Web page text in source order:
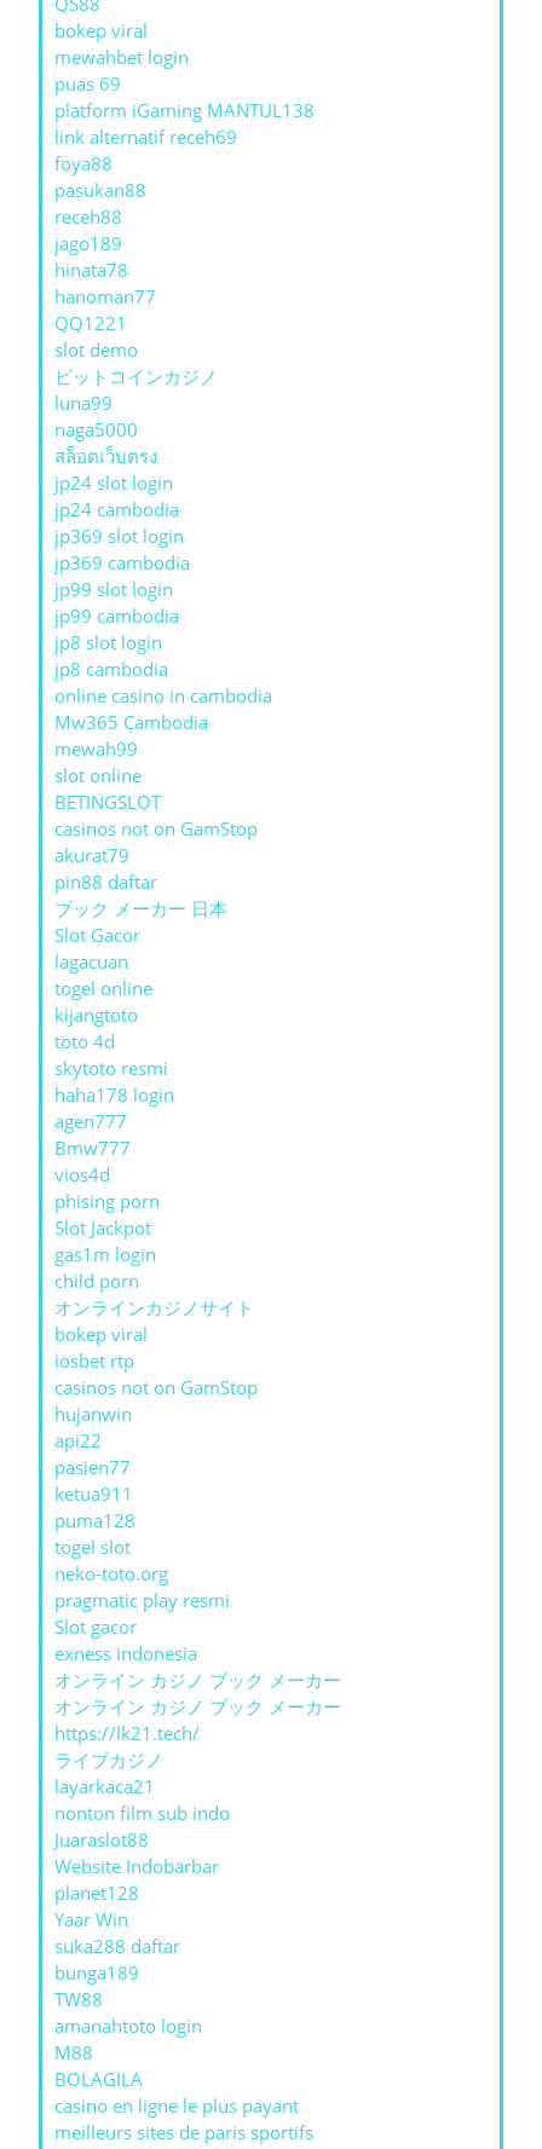
bokep viral
mewahbet login
puas 69
platform iGaming MANTUL138
link alternatif receh69
foya88
pasukan88
receh88
jago189
hinata78
hanoman77
QQ1221
slot demo
ビットコインカジノ
luna99
naga5000
สล็อตเว็บตรง
jp24 slot login
jp24 cambodia
jp369 slot login
jp369 cambodia
jp99 slot login
jp99 cambodia
jp8 slot login
jp8 cambodia
online casino in cambodia
Mw365 Cambodia
mewah99
slot online
BETINGSLOT
casinos not on GamStop
akurat79
pin88 daftar
ブック メーカー 日本
Slot Gacor
lagacuan
togel online
kijangtoto
toto 4d
skytoto resmi
haha178 login
agen777
Bmw777
vios4d
phising porn
Slot Jackpot
gas1m login
child porn
オンラインカジノサイト
bokep viral
iosbet rtp
casinos not on GamStop
hujanwin
api22
pasien77
ketua911
puma128
togel slot
neko-toto.org
pragmatic play resmi
Slot gacor
exness indonesia
オンライン カジノ ブック メーカー
オンライン カジノ ブック メーカー
https://lk21.tech/
ライブカジノ
layarkaca21
nonton film sub indo
Juaraslot88
Website Indobarbar
planet128
Yaar Win
suka288 daftar
bunga189
TW88
amanahtoto login
M88
BOLAGILA
casino en ligne le plus payant
meilleurs sites de paris sportifs